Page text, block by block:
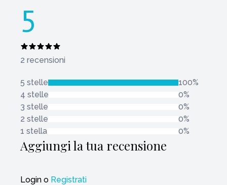
5
2 recensioni
5 stelle
100%
4 stelle
0%
3 stelle
0%
2 stelle
0%
1 stella
0%
Aggiungi la tua recensione
Login o Registrati